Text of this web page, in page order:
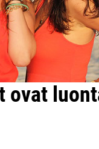
ovat